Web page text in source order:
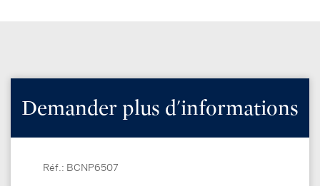
Demander plus d'informations
Réf.: BCNP6507